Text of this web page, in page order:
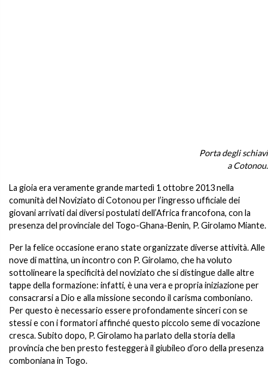
Porta degli schiavi
a Cotonou.
La gioia era veramente grande martedì 1 ottobre 2013 nella
comunità del Noviziato di Cotonou per l’ingresso ufficiale dei
giovani arrivati dai diversi postulati dell’Africa francofona, con la
presenza del provinciale del Togo-Ghana-Benin, P. Girolamo Miante.
Per la felice occasione erano state organizzate diverse attività. Alle
nove di mattina, un incontro con P. Girolamo, che ha voluto
sottolineare la specificità del noviziato che si distingue dalle altre
tappe della formazione: infatti, è una vera e propria iniziazione per
consacrarsi a Dio e alla missione secondo il carisma comboniano.
Per questo è necessario essere profondamente sinceri con se
stessi e con i formatori affinché questo piccolo seme di vocazione
cresca. Subito dopo, P. Girolamo ha parlato della storia della
provincia che ben presto festeggerà il giubileo d’oro della presenza
comboniana in Togo.